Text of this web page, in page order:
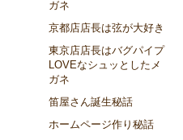
ガネ
京都店店長は弦が大好き
東京店店長はバグパイプ
LOVEなシュッとしたメ
ガネ
笛屋さん誕生秘話
ホームページ作り秘話